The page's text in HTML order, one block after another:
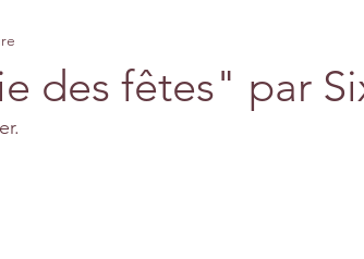
des fêtes" par